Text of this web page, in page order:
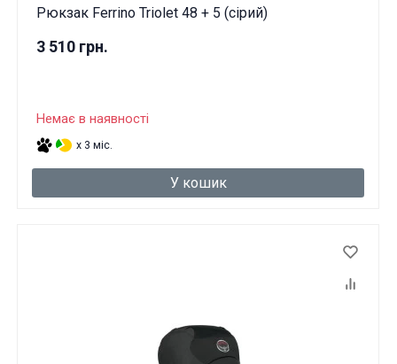
Рюкзак Ferrino Triolet 48 + 5 (сірий)
3 510 грн.
Немає в наявності
x 3 міс.
У кошик